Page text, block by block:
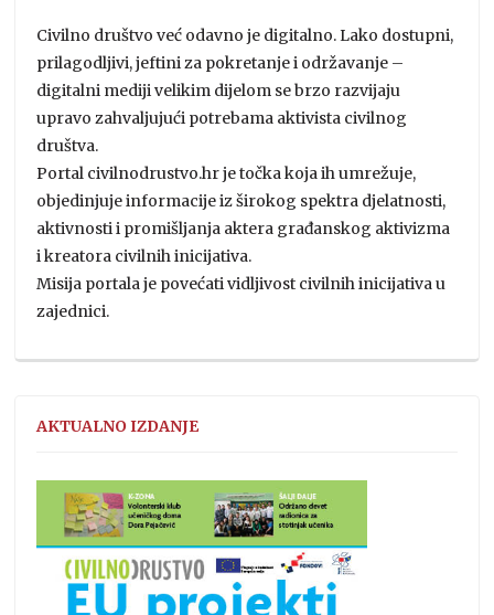
Civilno društvo već odavno je digitalno. Lako dostupni,
prilagodljivi, jeftini za pokretanje i održavanje –
digitalni mediji velikim dijelom se brzo razvijaju
upravo zahvaljujući potrebama aktivista civilnog
društva.
Portal civilnodrustvo.hr je točka koja ih umrežuje,
objedinjuje informacije iz širokog spektra djelatnosti,
aktivnosti i promišljanja aktera građanskog aktivizma
i kreatora civilnih inicijativa.
Misija portala je povećati vidljivost civilnih inicijativa u
zajednici.
AKTUALNO IZDANJE